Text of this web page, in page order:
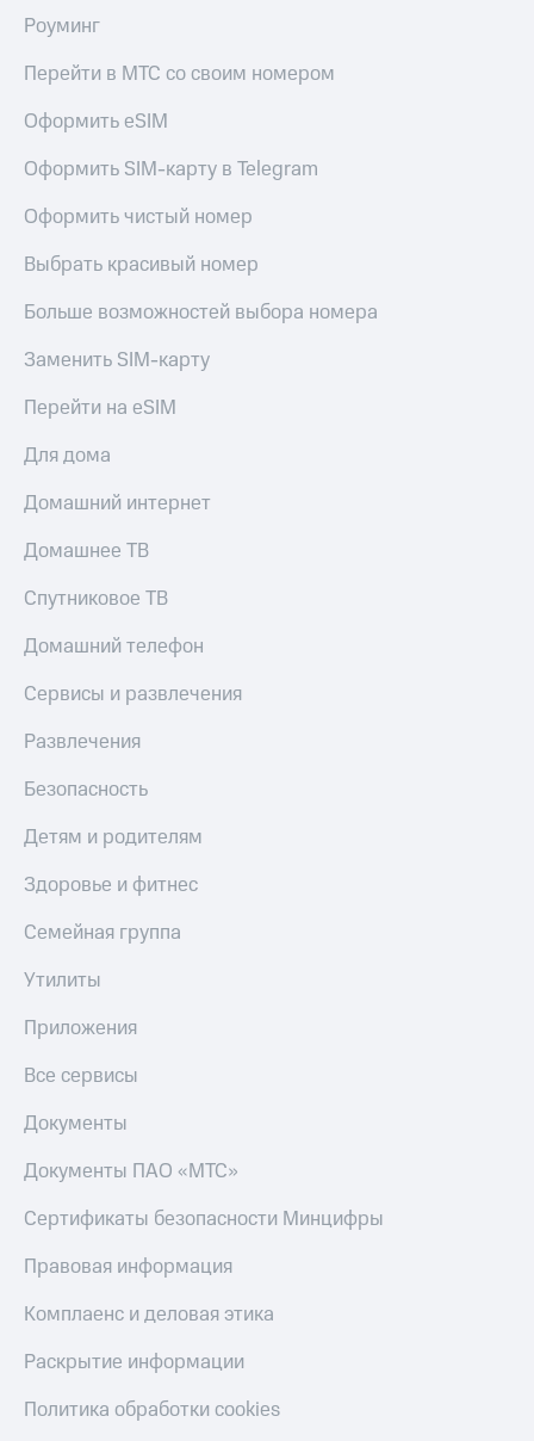
Роуминг
Перейти в МТС со своим номером
Оформить eSIM
Оформить SIM-карту в Telegram
Оформить чистый номер
Выбрать красивый номер
Больше возможностей выбора номера
Заменить SIM-карту
Перейти на eSIM
Для дома
Домашний интернет
Домашнее ТВ
Спутниковое ТВ
Домашний телефон
Сервисы и развлечения
Развлечения
Безопасность
Детям и родителям
Здоровье и фитнес
Семейная группа
Утилиты
Приложения
Все сервисы
Документы
Документы ПАО «МТС»
Сертификаты безопасности Минцифры
Правовая информация
Комплаенс и деловая этика
Раскрытие информации
Политика обработки cookies